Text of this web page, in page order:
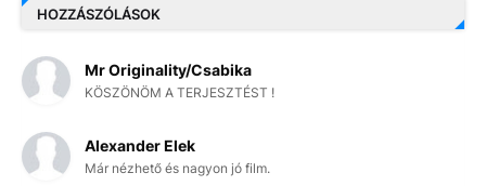
HOZZÁSZÓLÁSOK
Mr Originality/Csabika
KÖSZÖNÖM A TERJESZTÉST !
Alexander Elek
Már nézhető és nagyon jó film.